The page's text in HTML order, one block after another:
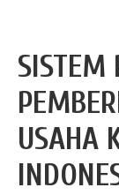
SISTEM
USAHA